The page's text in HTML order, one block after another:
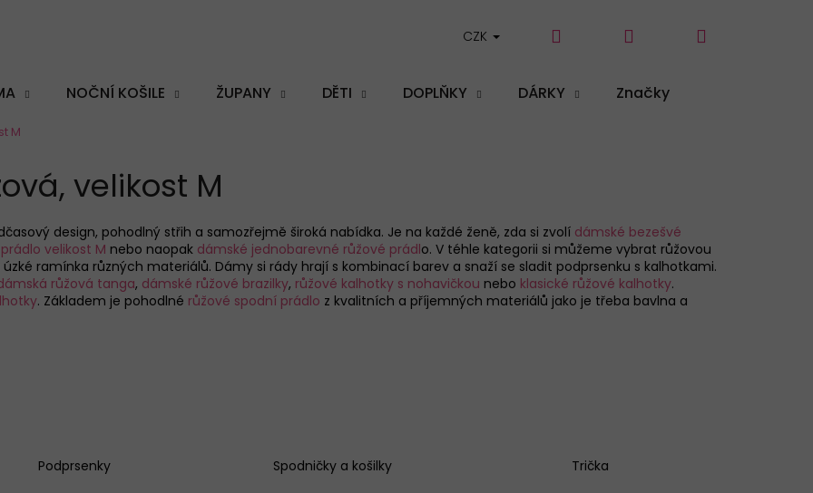
NOČNÍ KOŠILE ŽUPANY DĚTI DOPLŇKY DÁRKY Značky
CZK Přihlášení
M
velikost M
design, pohodlný střih a samozřejmě široká nabídka. Je na každé ženě, zda si zvolí dámské bezešvé
velikost M nebo naopak dámské jednobarevné růžové prádlo. V téhle kategorii si můžeme vybrat růžovou
ramínka různých materiálů. Dámy si rády hrají s kombinací barev a snaží se sladit podprsenku s kalhotkami.
růžová tanga, dámské růžové brazilky, růžové kalhotky s nohavičkou nebo klasické růžové kalhotky.
. Základem je pohodlné růžové spodní prádlo z kvalitních a příjemných materiálů jako je třeba bavlna a
Podprsenky Spodničky a košilky Trička
Co potřebujete najít?
HLEDAT
KALHOTKY BAVLNĚNÉ 3679 LOVELYGIRL
KALHOTKY JULIMEX SIMPLE BÉŽOVÉ